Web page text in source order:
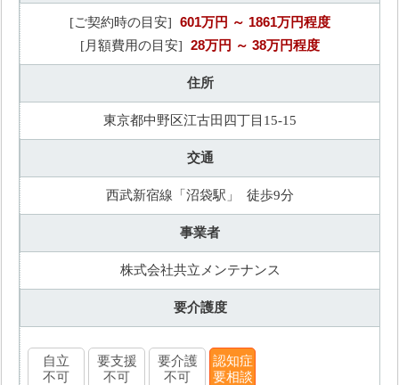
[ご契約時の目安] 601万円 ～ 1861万円程度
[月額費用の目安] 28万円 ～ 38万円程度
住所
東京都中野区江古田四丁目15-15
交通
西武新宿線「沼袋駅」 徒歩9分
事業者
株式会社共立メンテナンス
要介護度
自立
不可
要支援
不可
要介護
不可
認知症
要相談